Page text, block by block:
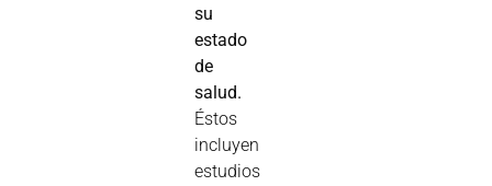
su
estado
de
salud.
Éstos
incluyen
estudios